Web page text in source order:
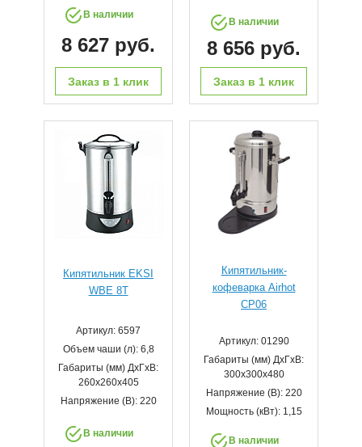
В наличии
8 627 руб.
Заказ в 1 клик
В наличии
8 656 руб.
Заказ в 1 клик
Кипятильник EKSI
WBE 8T
Артикул: 6597
Объем чаши (л): 6,8
Габариты (мм) ДхГхВ:
260х260х405
Напряжение (В): 220
В наличии
Кипятильник-
кофеварка Airhot
CP06
Артикул: 01290
Габариты (мм) ДхГхВ:
300х300х480
Напряжение (В): 220
Мощность (кВт): 1,15
В наличии